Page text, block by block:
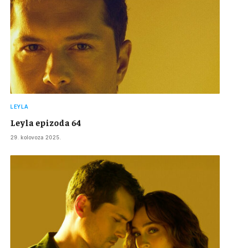
LEYLA
Leyla epizoda 64
29. kolovoza 2025.